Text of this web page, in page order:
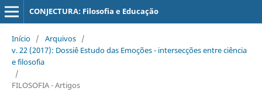
CONJECTURA: Filosofia e Educação
Início / Arquivos /
v. 22 (2017): Dossiê Estudo das Emoções - intersecções entre ciência
e filosofia
/
FILOSOFIA - Artigos